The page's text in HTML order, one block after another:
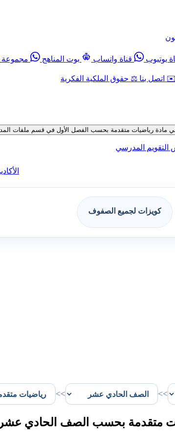
يوتيوب قناة واتساب بوت المناهج
مجموعة
✉️ اتصل بنا ⚖️ حقوق الملكية الفكرية
رياضيات متقدمة بحسب الفصل الأول في قسم ملفات المدرس حتى
التقويم المدرسي
كويزات لجميع الصفوف
>>
>>
متقدمة بحسب الصف الحادي